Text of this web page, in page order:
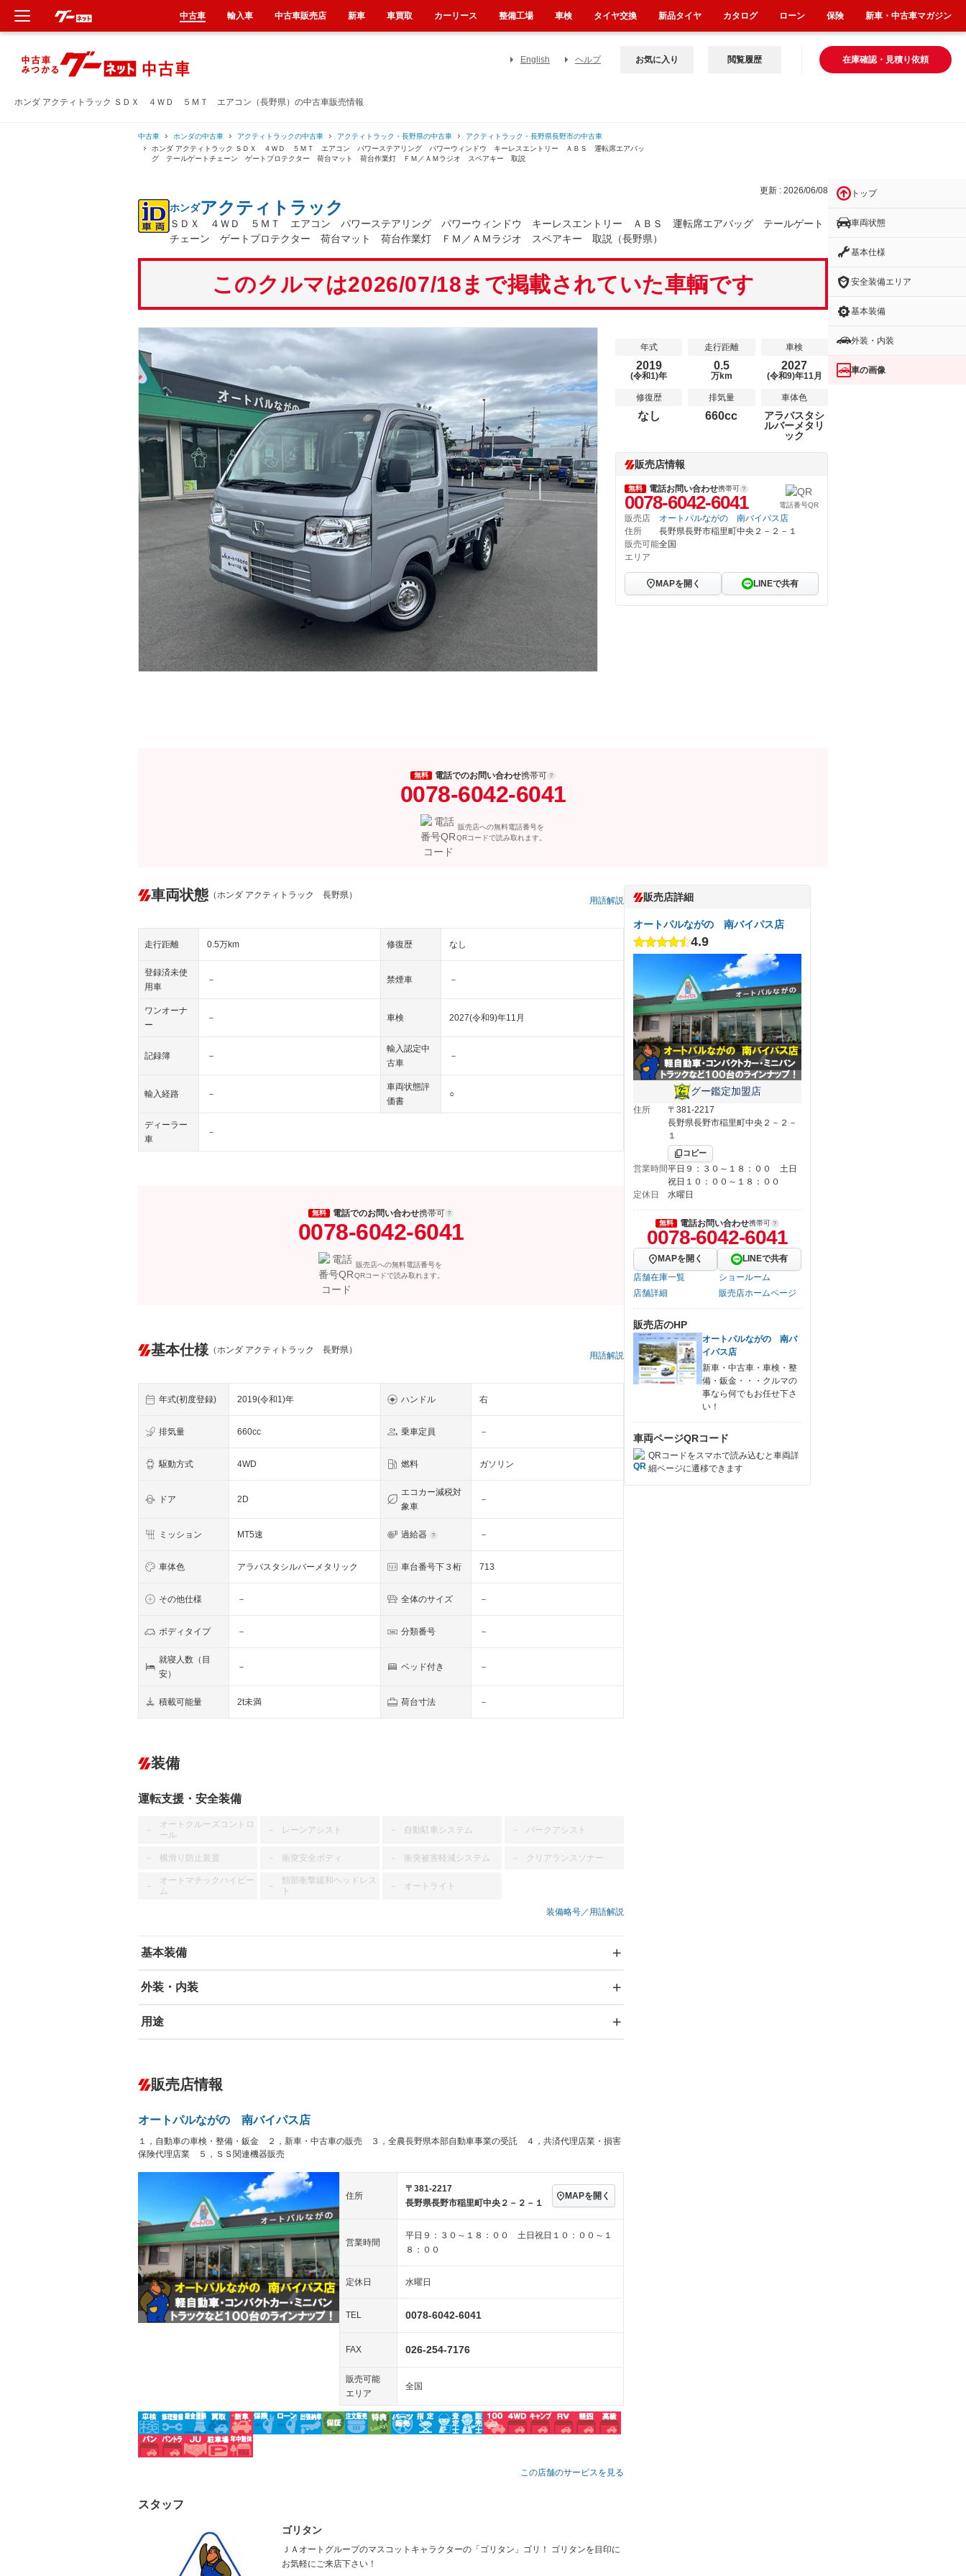
ホンダ アクティトラック ＳＤＸ ４ＷＤ ５ＭＴ エアコン（長野県）の中古車販売情報
English ヘルプ 在庫確認・見積り依頼
お気に入り 閲覧履歴
中古車 ホンダの中古車 アクティトラックの中古車 アクティトラック・長野県の中古車
アクティトラック・長野県長野市の中古車
ホンダ アクティトラック ＳＤＸ ４ＷＤ ５ＭＴ エアコン パワーステアリング パワーウィンドウ キーレスエントリー ＡＢＳ 運転席エアバッ
グ テールゲートチェーン ゲートプロテクター 荷台マット 荷台作業灯 ＦＭ／ＡＭラジオ スペアキー 取説
更新 : 2026/06/08
ホンダアクティトラック
ＳＤＸ ４ＷＤ ５ＭＴ エアコン パワーステアリング パワーウィンドウ キーレスエントリー ＡＢＳ 運転席エアバッグ テールゲート
チェーン ゲートプロテクター 荷台マット 荷台作業灯 ＦＭ／ＡＭラジオ スペアキー 取説（長野県）
このクルマは2026/07/18まで掲載されていた車輌です
年式
2019
(令和1)年
走行距離
0.5
万km
車検
2027
(令和9)年11月
修復歴
なし
排気量
660cc
車体色
アラバスタシ
ルバーメタリ
ック
販売店情報
無料 電話お問い合わせ携帯可
0078-6042-6041 電話番号QR
販売店
オートパルながの 南バイパス店
住所
長野県長野市稲里町中央２－２－１
販売可能
エリア
全国
MAPを開く LINEで共有
無料 電話でのお問い合わせ携帯可
0078-6042-6041
販売店への無料電話番号を
QRコードで読み取れます。
車両状態 （ホンダ アクティトラック 長野県）
用語解説
走行距離 0.5万km 修復歴 なし
登録済未使
用車
－ 禁煙車 －
ワンオーナ
ー
－ 車検 2027(令和9)年11月
記録簿 －
輸入認定中
古車
－
輸入経路 －
車両状態評
価書
○
ディーラー
車
－
無料 電話でのお問い合わせ携帯可
0078-6042-6041
販売店への無料電話番号を
QRコードで読み取れます。
基本仕様 （ホンダ アクティトラック 長野県）
用語解説
年式(初度登録) 2019(令和1)年 ハンドル 右
排気量 660cc 乗車定員 －
駆動方式 4WD 燃料 ガソリン
ドア 2D
エコカー減税対
象車
－
ミッション MT5速 過給器 －
車体色 アラバスタシルバーメタリック 車台番号下３桁 713
その他仕様 － 全体のサイズ －
ボディタイプ － 分類番号 －
就寝人数（目
安）
－ ベッド付き －
積載可能量 2t未満 荷台寸法 －
装備
運転支援・安全装備
－
オートクルーズコントロ
ール
－ レーンアシスト － 自動駐車システム － パークアシスト
－ 横滑り防止装置 － 衝突安全ボディ － 衝突被害軽減システム － クリアランスソナー
－
オートマチックハイビー
ム
－
頸部衝撃緩和ヘッドレス
ト
－ オートライト
装備略号／用語解説
基本装備
エアバッグ：運転席
ABS
－ Bluetooth接続
－ レンタカーアップ － 展示・試乗車
－ フックイン付き － アームロール － 垂直式 － アーム式
－ 後輪ダブル 三方開
三転ダンプ － 荷台幌付き クラッチレス ヒッチメンバー
－ 坂道発進補助装置
外装・内装
－ カーナビ
－
ー
－ ランフラットタイヤ － パワーシート
－ チップアップシート オットマン 電動格納サードシート
シートヒーター － ウォークスルー 後席モニター 電動リアゲート
－ フロントカメラ － シートエアコン 全周囲カメラ － サイドカメラ
－ ルーフレール － エアサスペンション
用途
－ 保冷
販売店情報
オートパルながの 南バイパス店
１，自動車の車検・整備・鈑金 ２，新車・中古車の販売 ３，全農長野県本部自動車事業の受託 ４，共済代理店業・損害
保険代理店業 ５，ＳＳ関連機器販売
住所
〒381-2217
長野県長野市稲里町中央２－２－１
MAPを開く
営業時間
平日９：３０～１８：００ 土日祝日１０：００～１
８：００
定休日 水曜日
TEL 0078-6042-6041
FAX 026-254-7176
販売可能
エリア
全国
この店舗のサービスを見る
スタッフ
ゴリタン
ＪＡオートグループのマスコットキャラクターの「ゴリタン」ゴリ！ ゴリタンを目印に
お気軽にご来店下さい！
販売店詳細
オートパルながの 南バイパス店
4.9
グー鑑定加盟店
住所
〒381-2217
長野県長野市稲里町中央２－２－
１
コピー
営業時間平日９：３０～１８：００ 土日
祝日１０：００～１８：００
定休日
水曜日
無料 電話お問い合わせ携帯可
0078-6042-6041
MAPを開く
LINEで共有
店舗在庫一覧
ショールーム
店舗詳細
販売店ホームページ
販売店のHP
オートパルながの 南バ
イパス店
新車・中古車・車検・整
備・鈑金・・・クルマの
事なら何でもお任せ下さ
い！
車両ページQRコード
QRコードをスマホで読み込むと車両詳
細ページに遷移できます
トップ
車両状態
基本仕様
安全装備エリア
基本装備
外装・内装
車の画像
中古車 輸入車 中古車販売店 新車 車買取 カーリース 整備工場 車検 タイヤ交換 新品タイヤ カタログ ローン 保険 新車・中古車マガジン
新車
中古車